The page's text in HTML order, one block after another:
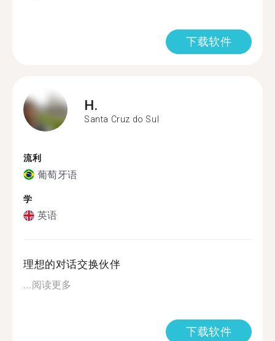
下载软件
H.
Santa Cruz do Sul
流利
葡萄牙语
学
英语
理想的对话交换伙伴
...阅读更多
下载软件